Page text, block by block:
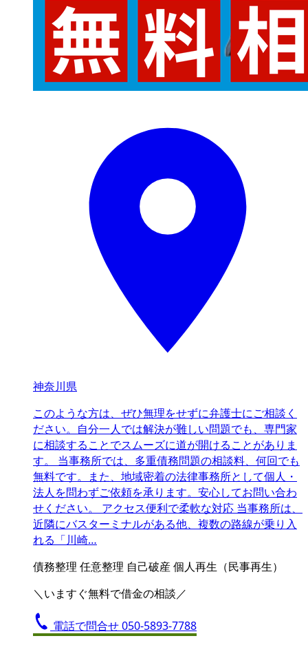
神奈川県
このような方は、ぜひ無理をせずに弁護士にご相談く
ださい。自分一人では解決が難しい問題でも、専門家
に相談することでスムーズに道が開けることがありま
す。 当事務所では、多重債務問題の相談料、何回でも
無料です。また、地域密着の法律事務所として個人・
法人を問わずご依頼を承ります。安心してお問い合わ
せください。 アクセス便利で柔軟な対応 当事務所は、
近隣にバスターミナルがある他、複数の路線が乗り入
れる「川崎…
債務整理 任意整理 自己破産個人再生（民事再生）
＼いますぐ無料で借金の相談／
電話で問合せ050-5893-7788